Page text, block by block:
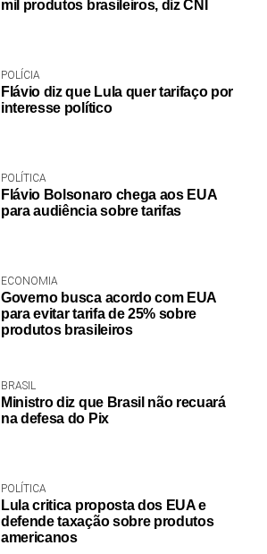
mil produtos brasileiros, diz CNI
POLÍCIA
Flávio diz que Lula quer tarifaço por
interesse político
POLÍTICA
Flávio Bolsonaro chega aos EUA
para audiência sobre tarifas
ECONOMIA
Governo busca acordo com EUA
para evitar tarifa de 25% sobre
produtos brasileiros
BRASIL
Ministro diz que Brasil não recuará
na defesa do Pix
POLÍTICA
Lula critica proposta dos EUA e
defende taxação sobre produtos
americanos